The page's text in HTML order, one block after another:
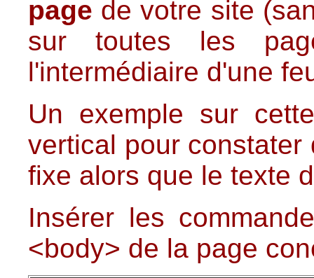
page de votre site
sur toutes les
l'intermédiaire d'une
Un exemple sur cette
vertical pour
fixe alors que le texte
Insérer les
<body> de la page